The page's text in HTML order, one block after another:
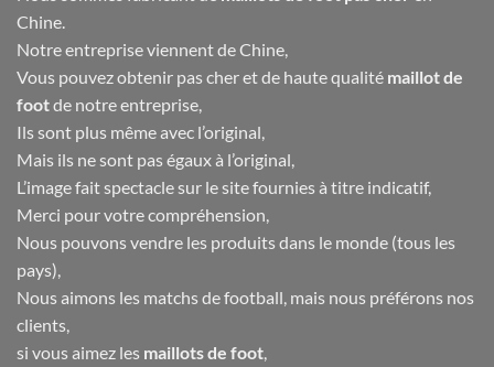
Chine.
Notre entreprise viennent de Chine,
Vous pouvez obtenir pas cher et de haute qualité maillot de
footde notre entreprise,
Ils sont plus même avec l’original,
Mais ils ne sont pas égaux à l’original,
L’image fait spectacle sur le site fournies à titre indicatif,
Merci pour votre compréhension,
Nous pouvons vendre les produits dans le monde (tous les
pays),
Nous aimons les matchs de football, mais nous préférons nos
clients,
si vous aimez les maillots de foot